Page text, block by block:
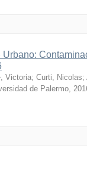
Victoria; Curti, Nicolas;
de Palermo,